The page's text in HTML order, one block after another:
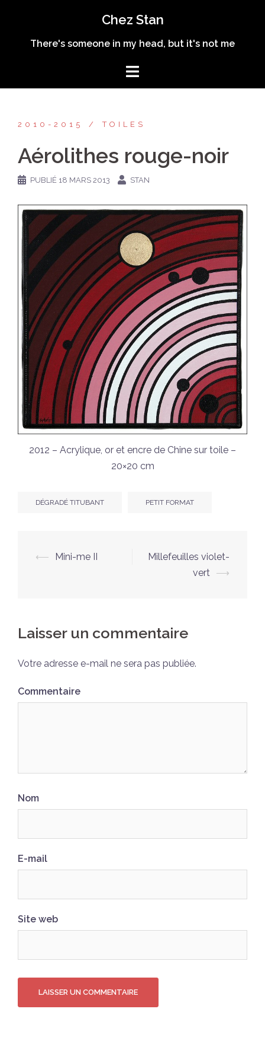
contenu
Chez Stan
There's someone in my head, but it's not me
2010-2015 TOILES
Aérolithes rouge-noir
PUBLIÉ 18 MARS 2013 STAN
2012 – Acrylique, or et encre de Chine sur toile –
20×20 cm
DÉGRADÉ TITUBANT PETIT FORMAT
Navigation
⟵ Mini-me II
Millefeuilles violet-
vert
⟶
Laisser un commentaire
Votre adresse e-mail ne sera pas publiée.
Commentaire
Nom
E-mail
Site web